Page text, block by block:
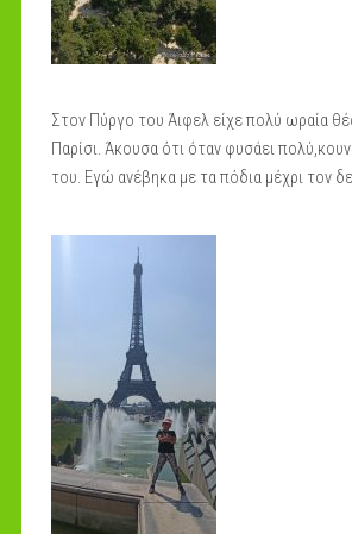
Στον Πύργο του Άιφελ είχε πολύ ωραία
Παρίσι. Άκουσα ότι όταν φυσάει
του. Εγώ ανέβηκα με τα πόδια μέχρι τον